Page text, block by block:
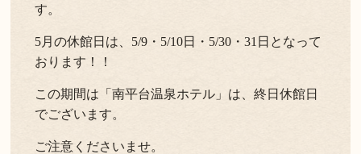
す。
5月の休館日は、5/9・5/10日・5/30・31日となって
おります！！
この期間は「南平台温泉ホテル」は、終日休館日
でございます。
ご注意くださいませ。